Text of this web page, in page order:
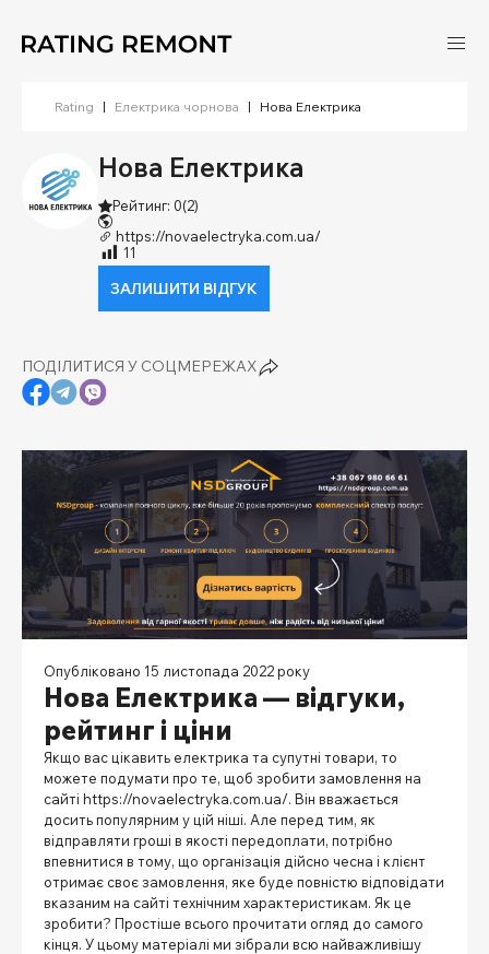
Rating | Електрика чорнова | Нова Електрика
Нова Електрика
Рейтинг: 0(2)
https://novaelectryka.com.ua/
11
ЗАЛИШИТИ ВІДГУК
ПОДІЛИТИСЯ У СОЦМЕРЕЖАХ
Опубліковано 15 листопада 2022 року
Нова Електрика — відгуки,
рейтинг і ціни
Якщо вас цікавить електрика та супутні товари, то
можете подумати про те, щоб зробити замовлення на
сайті https://novaelectryka.com.ua/. Він вважається
досить популярним у цій ніші. Але перед тим, як
відправляти гроші в якості передоплати, потрібно
впевнитися в тому, що організація дійсно чесна і клієнт
отримає своє замовлення, яке буде повністю відповідати
вказаним на сайті технічним характеристикам. Як це
зробити? Простіше всього прочитати огляд до самого
кінця. У цьому матеріалі ми зібрали всю найважливішу